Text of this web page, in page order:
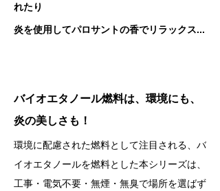
れたり
炎を使用してパロサントの香でリラックス...
バイオエタノール燃料は、環境にも、
炎の美しさも！
環境に配慮された燃料として注目される、バ
イオエタノールを燃料とした本シリーズは、
工事・電気不要・無煙・無臭で場所を選ばず